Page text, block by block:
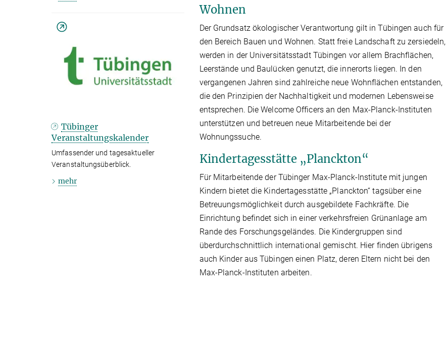
Wohnen
Der Grundsatz ökologischer Verantwortung gilt in Tübingen auch für
den Bereich Bauen und Wohnen. Statt freie Landschaft zu zersiedeln,
werden in der Universitätsstadt Tübingen vor allem Brachflächen,
Leerstände und Baulücken genutzt, die innerorts liegen. In den
vergangenen Jahren sind zahlreiche neue Wohnflächen entstanden,
die den Prinzipien der Nachhaltigkeit und modernen Lebensweise
entsprechen. Die Welcome Officers an den Max-Planck-Instituten
unterstützen und betreuen neue Mitarbeitende bei der
Wohnungssuche.
Kindertagesstätte „Planckton“
Für Mitarbeitende der Tübinger Max-Planck-Institute mit jungen
Kindern bietet die Kindertagesstätte „Planckton“ tagsüber eine
Betreuungsmöglichkeit durch ausgebildete Fachkräfte. Die
Einrichtung befindet sich in einer verkehrsfreien Grünanlage am
Rande des Forschungsgeländes. Die Kindergruppen sind
überdurchschnittlich international gemischt. Hier finden übrigens
auch Kinder aus Tübingen einen Platz, deren Eltern nicht bei den
Max-Planck-Instituten arbeiten.
Tübinger
Veranstaltungskalender
Umfassender und tagesaktueller
Veranstaltungsüberblick.
mehr